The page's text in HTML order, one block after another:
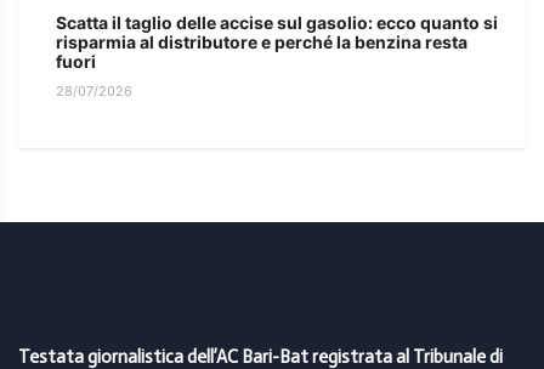
Scatta il taglio delle accise sul gasolio: ecco quanto si
risparmia al distributore e perché la benzina resta
fuori
28/07/2026
Testata giornalistica dell’AC Bari-Bat registrata al Tribunale di